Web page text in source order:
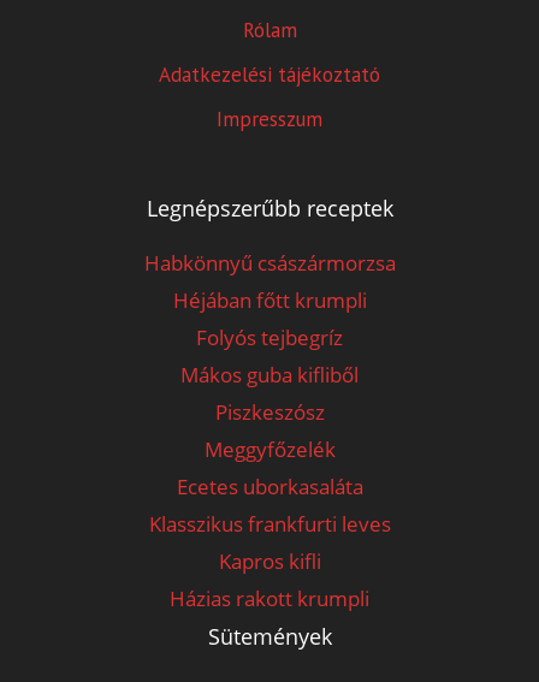
Rólam
Adatkezelési tájékoztató
Impresszum
Legnépszerűbb receptek
Habkönnyű császármorzsa
Héjában főtt krumpli
Folyós tejbegríz
Mákos guba kifliből
Piszkeszósz
Meggyfőzelék
Ecetes uborkasaláta
Klasszikus frankfurti leves
Kapros kifli
Házias rakott krumpli
Sütemények